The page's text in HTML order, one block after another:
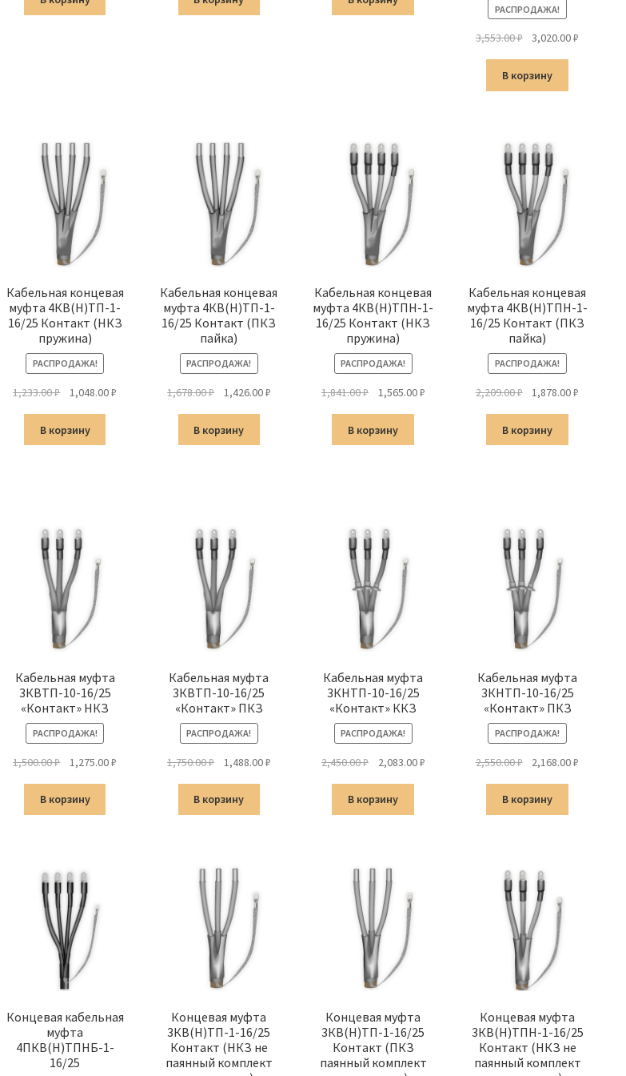
1,624.00 ₽.
1,681.00 ₽.
3,967.00 ₽.
РАСПРОДАЖА!
3,553.00₽
Первоначальная
составляла
3,553.00 ₽.
3,020.00₽
В корзину
Кабельная концевая
муфта 4КВ(Н)ТП-1-
16/25 Контакт (НКЗ
пружина)
РАСПРОДАЖА!
1,233.00₽
Первоначальная
составляла
1,233.00 ₽.
1,048.00₽Текущая
В корзину
Кабельная концевая
муфта 4КВ(Н)ТП-1-
16/25 Контакт (ПКЗ
пайка)
РАСПРОДАЖА!
1,678.00₽
Первоначальная
составляла
1,678.00 ₽.
1,426.00₽Текущая
В корзину
Кабельная концевая
муфта 4КВ(Н)ТПН-1-
16/25 Контакт (НКЗ
пружина)
РАСПРОДАЖА!
1,841.00₽
Первоначальная
составляла
1,841.00 ₽.
1,565.00₽Текущая
В корзину
Кабельная концевая
муфта 4КВ(Н)ТПН-1-
16/25 Контакт (ПКЗ
пайка)
РАСПРОДАЖА!
2,209.00₽
Первоначальная
составляла
2,209.00 ₽.
1,878.00₽
В корзину
Кабельная муфта
3КВТП-10-16/25
«Контакт» НКЗ
РАСПРОДАЖА!
1,500.00₽
Первоначальная
составляла
1,500.00 ₽.
1,275.00₽Текущая
В корзину
Кабельная муфта
3КВТП-10-16/25
«Контакт» ПКЗ
РАСПРОДАЖА!
1,750.00₽
Первоначальная
составляла
1,750.00 ₽.
1,488.00₽Текущая
В корзину
Кабельная муфта
3КНТП-10-16/25
«Контакт» ККЗ
РАСПРОДАЖА!
2,450.00₽
Первоначальная
составляла
2,450.00 ₽.
2,083.00₽Текущая
В корзину
Кабельная муфта
3КНТП-10-16/25
«Контакт» ПКЗ
РАСПРОДАЖА!
2,550.00₽
Первоначальная
составляла
2,550.00 ₽.
2,168.00₽
В корзину
Концевая кабельная
муфта
4ПКВ(Н)ТПНБ-1-
16/25
Концевая муфта
3КВ(Н)ТП-1-16/25
Контакт (НКЗ не
паянный комплект
Концевая муфта
3КВ(Н)ТП-1-16/25
Контакт (ПКЗ
паянный комплект
Концевая муфта
3КВ(Н)ТПН-1-16/25
Контакт (НКЗ не
паянный комплект